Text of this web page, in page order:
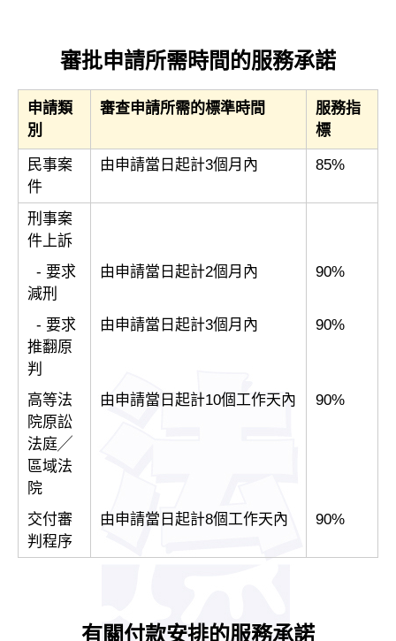
審批申請所需時間的服務承諾
申請類
別
審查申請所需的標準時間
服務指
標
民事案
件
由申請當日起計3個月內 85%
刑事案
件上訴
- 要求
減刑
由申請當日起計2個月內 90%
- 要求
推翻原
判
由申請當日起計3個月內 90%
高等法
院原訟
法庭╱
區域法
院
由申請當日起計10個工作天內 90%
交付審
判程序
由申請當日起計8個工作天內 90%
有關付款安排的服務承諾